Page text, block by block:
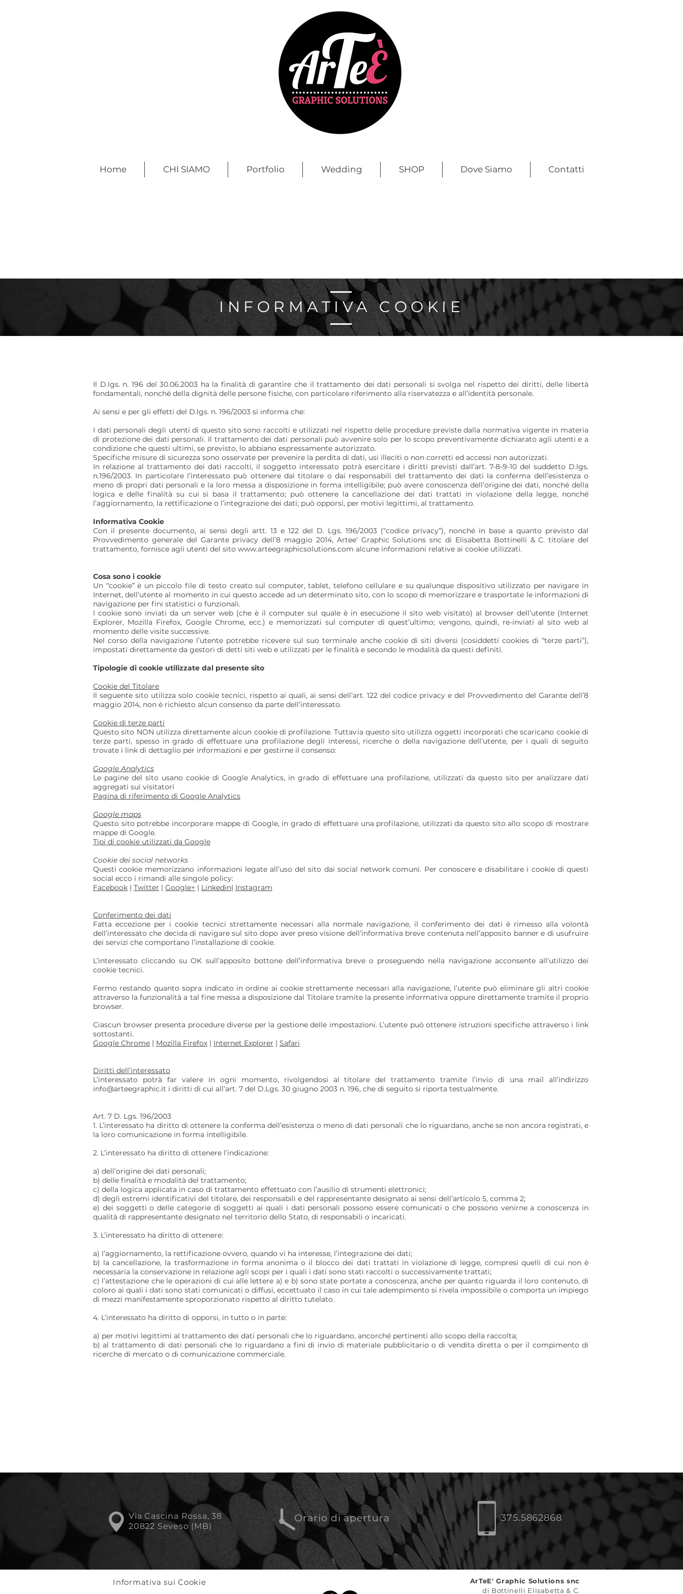
Home CHI SIAMO Portfolio Wedding SHOP Dove Siamo Contatti
INFORMATIVA COOKIE
Il D.lgs. n. 196 del 30.06.2003 ha la finalità di garantire che il trattamento dei dati personali si svolga nel rispetto dei diritti, delle libertà
fondamentali, nonché della dignità delle persone fisiche, con particolare riferimento alla riservatezza e all’identità personale.
Ai sensi e per gli effetti del D.lgs. n. 196/2003 si informa che:
I dati personali degli utenti di questo sito sono raccolti e utilizzati nel rispetto delle procedure previste dalla normativa vigente in materia
di protezione dei dati personali. Il trattamento dei dati personali può avvenire solo per lo scopo preventivamente dichiarato agli utenti e a
condizione che questi ultimi, se previsto, lo abbiano espressamente autorizzato.
Specifiche misure di sicurezza sono osservate per prevenire la perdita di dati, usi illeciti o non corretti ed accessi non autorizzati.
In relazione al trattamento dei dati raccolti, il soggetto interessato potrà esercitare i diritti previsti dall’art. 7-8-9-10 del suddetto D.lgs.
n.196/2003. In particolare l’interessato può ottenere dal titolare o dai responsabili del trattamento dei dati la conferma dell’esistenza o
meno di propri dati personali e la loro messa a disposizione in forma intelligibile; può avere conoscenza dell’origine dei dati, nonché della
logica e delle finalità su cui si basa il trattamento; può ottenere la cancellazione dei dati trattati in violazione della legge, nonché
l’aggiornamento, la rettificazione o l’integrazione dei dati; può opporsi, per motivi legittimi, al trattamento.
Informativa Cookie
Con il presente documento, ai sensi degli artt. 13 e 122 del D. Lgs. 196/2003 (“codice privacy”), nonché in base a quanto previsto dal
Provvedimento generale del Garante privacy dell’8 maggio 2014, Artee' Graphic Solutions snc di Elisabetta Bottinelli & C. titolare del
trattamento, fornisce agli utenti del sito www.arteegraphicsolutions.com alcune informazioni relative ai cookie utilizzati.
Cosa sono i cookie
Un “cookie” è un piccolo file di testo creato sul computer, tablet, telefono cellulare e su qualunque dispositivo utilizzato per navigare in
Internet, dell’utente al momento in cui questo accede ad un determinato sito, con lo scopo di memorizzare e trasportate le informazioni di
navigazione per fini statistici o funzionali.
I cookie sono inviati da un server web (che è il computer sul quale è in esecuzione il sito web visitato) al browser dell’utente (Internet
Explorer, Mozilla Firefox, Google Chrome, ecc.) e memorizzati sul computer di quest’ultimo; vengono, quindi, re-inviati al sito web al
momento delle visite successive.
Nel corso della navigazione l’utente potrebbe ricevere sul suo terminale anche cookie di siti diversi (cosiddetti cookies di “terze parti”),
impostati direttamente da gestori di detti siti web e utilizzati per le finalità e secondo le modalità da questi definiti.
Tipologie di cookie utilizzate dal presente sito
Cookie del Titolare
Il seguente sito utilizza solo cookie tecnici, rispetto ai quali, ai sensi dell’art. 122 del codice privacy e del Provvedimento del Garante dell’8
maggio 2014, non è richiesto alcun consenso da parte dell’interessato.
Cookie di terze parti
Questo sito NON utilizza direttamente alcun cookie di profilazione. Tuttavia questo sito utilizza oggetti incorporati che scaricano cookie di
terze parti, spesso in grado di effettuare una profilazione degli interessi, ricerche o della navigazione dell’utente, per i quali di seguito
trovate i link di dettaglio per informazioni e per gestirne il consenso:
Google Analytics
Le pagine del sito usano cookie di Google Analytics, in grado di effettuare una profilazione, utilizzati da questo sito per analizzare dati
aggregati sui visitatori
Pagina di riferimento di Google Analytics
Google maps
Questo sito potrebbe incorporare mappe di Google, in grado di effettuare una profilazione, utilizzati da questo sito allo scopo di mostrare
mappe di Google.
Tipi di cookie utilizzati da Google
Cookie dei social networks
Questi cookie memorizzano informazioni legate all’uso del sito dai social network comuni. Per conoscere e disabilitare i cookie di questi
social ecco i rimandi alle singole policy:
Facebook | Twitter | Google+ | Linkedin| Instagram
Conferimento dei dati
Fatta eccezione per i cookie tecnici strettamente necessari alla normale navigazione, il conferimento dei dati è rimesso alla volontà
dell’interessato che decida di navigare sul sito dopo aver preso visione dell’informativa breve contenuta nell’apposito banner e di usufruire
dei servizi che comportano l’installazione di cookie.
L’interessato cliccando su OK sull’apposito bottone dell’informativa breve o proseguendo nella navigazione acconsente all’utilizzo dei
cookie tecnici.
Fermo restando quanto sopra indicato in ordine ai cookie strettamente necessari alla navigazione, l’utente può eliminare gli altri cookie
attraverso la funzionalità a tal fine messa a disposizione dal Titolare tramite la presente informativa oppure direttamente tramite il proprio
browser.
Ciascun browser presenta procedure diverse per la gestione delle impostazioni. L’utente può ottenere istruzioni specifiche attraverso i link
sottostanti.
Google Chrome | Mozilla Firefox | Internet Explorer | Safari
Diritti dell’interessato
L’interessato potrà far valere in ogni momento, rivolgendosi al titolare del trattamento tramite l’invio di una mail all’indirizzo
info@arteegraphic.it i diritti di cui all’art. 7 del D.Lgs. 30 giugno 2003 n. 196, che di seguito si riporta testualmente.
Art. 7 D. Lgs. 196/2003
1. L’interessato ha diritto di ottenere la conferma dell’esistenza o meno di dati personali che lo riguardano, anche se non ancora registrati, e
la loro comunicazione in forma intelligibile.
2. L’interessato ha diritto di ottenere l’indicazione:
a) dell’origine dei dati personali;
b) delle finalità e modalità del trattamento;
c) della logica applicata in caso di trattamento effettuato con l’ausilio di strumenti elettronici;
d) degli estremi identificativi del titolare, dei responsabili e del rappresentante designato ai sensi dell’articolo 5, comma 2;
e) dei soggetti o delle categorie di soggetti ai quali i dati personali possono essere comunicati o che possono venirne a conoscenza in
qualità di rappresentante designato nel territorio dello Stato, di responsabili o incaricati.
3. L’interessato ha diritto di ottenere:
a) l’aggiornamento, la rettificazione ovvero, quando vi ha interesse, l’integrazione dei dati;
b) la cancellazione, la trasformazione in forma anonima o il blocco dei dati trattati in violazione di legge, compresi quelli di cui non è
necessaria la conservazione in relazione agli scopi per i quali i dati sono stati raccolti o successivamente trattati;
c) l’attestazione che le operazioni di cui alle lettere a) e b) sono state portate a conoscenza, anche per quanto riguarda il loro contenuto, di
coloro ai quali i dati sono stati comunicati o diffusi, eccettuato il caso in cui tale adempimento si rivela impossibile o comporta un impiego
di mezzi manifestamente sproporzionato rispetto al diritto tutelato.
4. L’interessato ha diritto di opporsi, in tutto o in parte:
a) per motivi legittimi al trattamento dei dati personali che lo riguardano, ancorché pertinenti allo scopo della raccolta;
b) al trattamento di dati personali che lo riguardano a fini di invio di materiale pubblicitario o di vendita diretta o per il compimento di
ricerche di mercato o di comunicazione commerciale.
Orario di apertura
Via Cascina Rossa, 38
20822 Seveso (MB)
375.5862868
Informativa sui Cookie
ArTeE' Graphic Solutions snc
di Bottinelli Elisabetta & C.